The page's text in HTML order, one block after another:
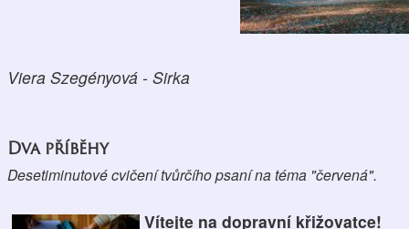
Viera Szegényová - Sirka
Dva příběhy
Desetiminutové cvičení tvůrčího psaní na téma "červená".
Vítejte na dopravní křižovatce!